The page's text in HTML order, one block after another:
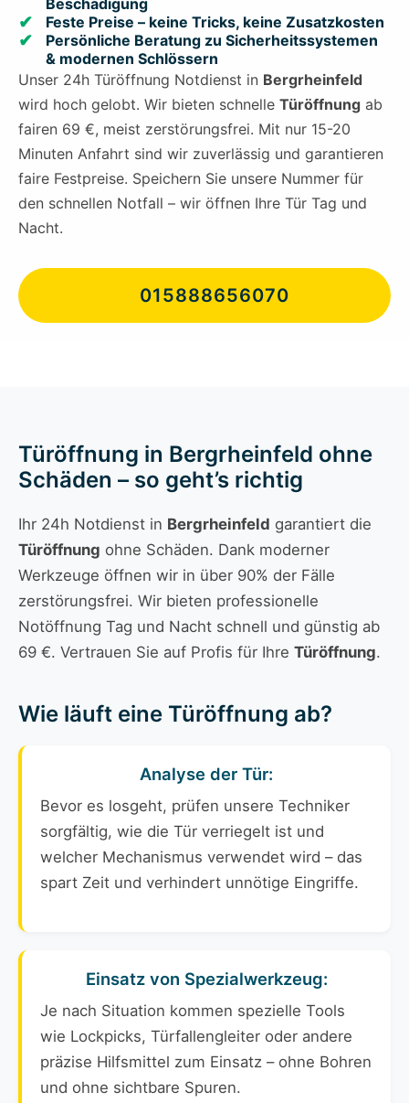
Beschädigung
Feste Preise – keine Tricks, keine Zusatzkosten
Persönliche Beratung zu Sicherheitssystemen
& modernen Schlössern
Unser 24h Türöffnung Notdienst in Bergrheinfeld
wird hoch gelobt. Wir bieten schnelle Türöffnung ab
fairen 69 €, meist zerstörungsfrei. Mit nur 15-20
Minuten Anfahrt sind wir zuverlässig und garantieren
faire Festpreise. Speichern Sie unsere Nummer für
den schnellen Notfall – wir öffnen Ihre Tür Tag und
Nacht.
015888656070
Türöffnung in Bergrheinfeld ohne
Schäden – so geht’s richtig
Ihr 24h Notdienst in Bergrheinfeld garantiert die
Türöffnung ohne Schäden. Dank moderner
Werkzeuge öffnen wir in über 90% der Fälle
zerstörungsfrei. Wir bieten professionelle
Notöffnung Tag und Nacht schnell und günstig ab
69 €. Vertrauen Sie auf Profis für Ihre Türöffnung.
Wie läuft eine Türöffnung ab?
Analyse der Tür:
Bevor es losgeht, prüfen unsere Techniker
sorgfältig, wie die Tür verriegelt ist und
welcher Mechanismus verwendet wird – das
spart Zeit und verhindert unnötige Eingriffe.
Einsatz von Spezialwerkzeug:
Je nach Situation kommen spezielle Tools
wie Lockpicks, Türfallengleiter oder andere
präzise Hilfsmittel zum Einsatz – ohne Bohren
und ohne sichtbare Spuren.